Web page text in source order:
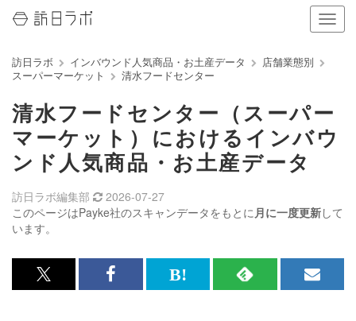
ナ
ビ
ン
の
表
り
る
訪日ラボ インバウンド人気商品・お土産データ
店舗業態別
スーパーマーケット
清水フードセンター
清水フードセンター（スーパー
マーケット）におけるインバウ
ンド人気商品・お土産データ
このページはPayke社のスキャンデータをもとに月に一度更新して
います。
訪日ラボ編集部 2026-07-27
x<br>
Facebook<br>
は
RSS
メ